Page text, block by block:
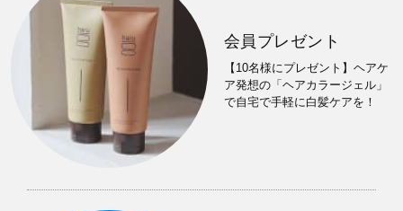
会員プレゼント
【10名様にプレゼント】ヘアケ
ア発想の「ヘアカラージェル」
で自宅で手軽に白髪ケアを！